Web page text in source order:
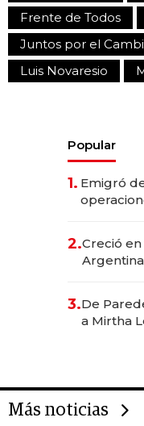
Frente de Todos
Juntos por el
Luis Novaresio
Popular
1. Emigró
2.Creció
las
3.De
a Mirtha
Más noticias